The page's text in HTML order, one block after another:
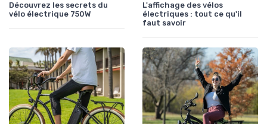
Découvrez les secrets du
vélo électrique 750W
L'affichage des vélos
électriques : tout ce qu'il
faut savoir